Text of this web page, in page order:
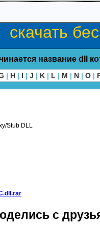
скачать
название dll
| H | I | J | K | L | M | N | O |
Stub DLL
с